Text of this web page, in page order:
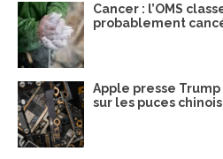
Cancer : l’OMS
probablement
Apple presse Trump
sur les puces